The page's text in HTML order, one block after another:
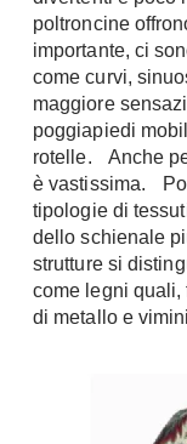
Reti Letto
Cuscini
Consigli
Bagno
Arredo
Sanitari
Cabine
Vasche da
poltroncine
importante, ci
come curvi,
maggiore
poggiapiedi
rotelle. Anche
è vastissima.
tipologie di
dello schienale
strutture si
come legni quali,
di metallo e